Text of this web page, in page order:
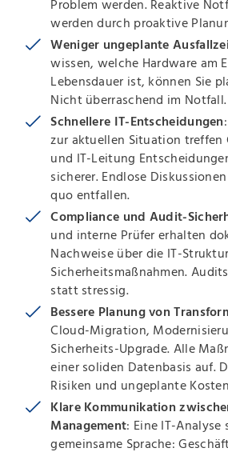
Problem werden. Reaktive
werden durch proaktive
Weniger ungeplante
wissen, welche Hardware am
Lebensdauer ist, können Sie
Nicht überraschend im Notfall.
Schnellere IT-Entscheidungen
zur aktuellen Situation treffen
und IT-Leitung
sicherer. Endlose
quo entfallen.
Compliance und Audit-
und interne Prüfer erhalten
Nachweise über die IT-
Sicherheitsmaßnahmen.
statt stressig.
Bessere Planung von
Cloud-Migration,
Sicherheits-Upgrade. Alle
einer soliden Datenbasis auf.
Risiken und ungeplante
Klare Kommunikation
Management: Eine IT-Analyse
gemeinsame Sprache: